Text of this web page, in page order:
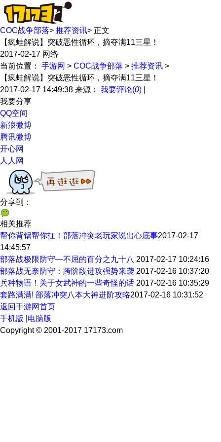
COC战争部落> 推荐资讯> 正文
【疯蛙解说】突破恶性循环，摘夺满11三星！
2017-02-17 网络
当前位置： 手游网 > COC战争部落 > 推荐资讯 >
【疯蛙解说】突破恶性循环，摘夺满11三星！
2017-02-17 14:49:38 来源： 我要评论(0)
我要分享
QQ空间
新浪微博
腾讯微博
开心网
人人网
分享到：
相关推荐
帮你背锅帮你扛！部落冲突老玩家说出心底事2017-02-17
14:45:57
部落战极限防守—不屈的百分之九十八 2017-02-17 10:24:16
部落战无奈防守：跨阶段进攻强势来袭 2017-02-16 10:37:20
兵种物语！关于女武神的一些奇怪的话 2017-02-16 10:35:29
套路满满! 部落冲突八本大神进阶攻略2017-02-16 10:31:52
返回手游网首页
手机版
电脑版
Copyright © 2001-2017 17173.com